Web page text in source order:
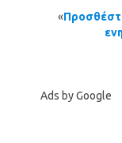
«
Ads by Google